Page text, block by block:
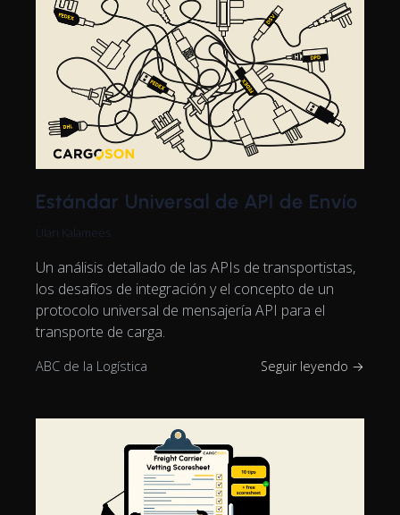
Estándar Universal de API de Envío
Ülari Kalamees
Un análisis detallado de las APIs de transportistas,
los desafíos de integración y el concepto de un
protocolo universal de mensajería API para el
transporte de carga.
ABC de la Logística Seguir leyendo →